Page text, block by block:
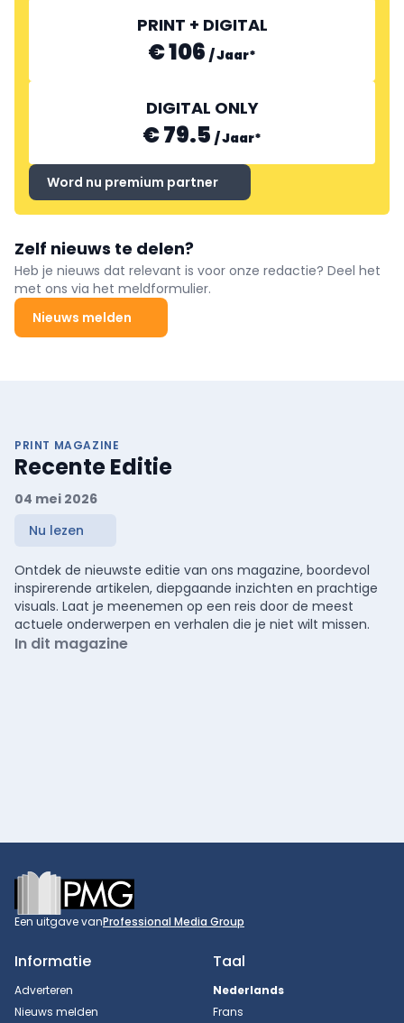
PRINT + DIGITAL
€ 106 /Jaar*
DIGITAL ONLY
€ 79.5 /Jaar*
Word nu premium partner
Zelf nieuws te delen?
Heb je nieuws dat relevant is voor onze redactie? Deel het
met ons via het meldformulier.
Nieuws melden
PRINT MAGAZINE
Recente Editie
04 mei 2026
Nu lezen
Ontdek de nieuwste editie van ons magazine, boordevol
inspirerende artikelen, diepgaande inzichten en prachtige
visuals. Laat je meenemen op een reis door de meest
actuele onderwerpen en verhalen die je niet wilt missen.
In dit magazine
Footer
Een uitgave vanProfessional Media Group
Informatie
Adverteren
Nieuws melden
Taal
Nederlands
Frans